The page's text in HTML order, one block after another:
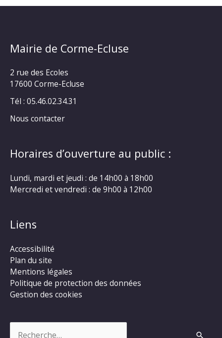
Mairie de Corme-Ecluse
2 rue des Ecoles
17600 Corme-Ecluse
Tél : 05.46.02.34.31
Nous contacter
Horaires d’ouverture au public :
Lundi, mardi et jeudi : de 14h00 à 18h00
Mercredi et vendredi : de 9h00 à 12h00
Liens
Accessibilité
Plan du site
Mentions légales
Politique de protection des données
Gestion des cookies